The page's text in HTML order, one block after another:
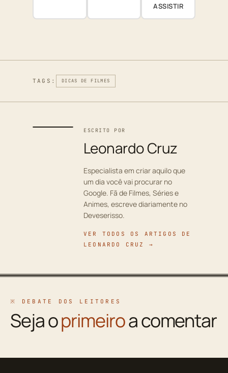
ASSISTIR
TAGS: DICAS DE FILMES
ESCRITO POR
Leonardo Cruz
Especialista em criar aquilo que
um dia você vai procurar no
Google. Fã de Filmes, Séries e
Animes, escreve diariamente no
Deveserisso.
VER TODOS OS ARTIGOS DE
LEONARDO CRUZ →
※ DEBATE DOS LEITORES
Seja oprimeiroa comentar